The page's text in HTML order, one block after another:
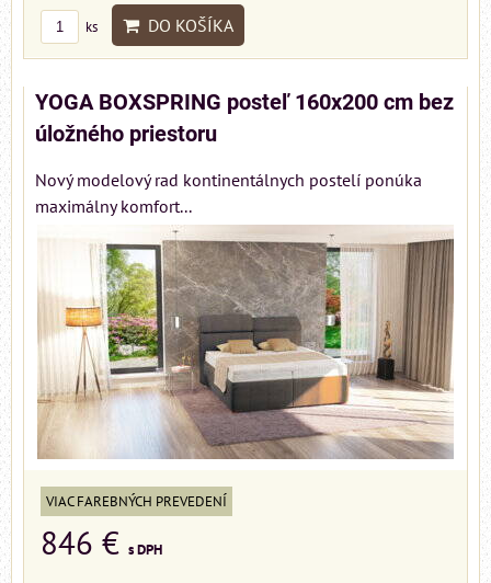
ks DO KOŠÍKA
YOGA BOXSPRING posteľ 160x200 cm bez
úložného priestoru
Nový modelový rad kontinentálnych postelí ponúka
maximálny komfort...
VIAC FAREBNÝCH PREVEDENÍ
846 € s DPH